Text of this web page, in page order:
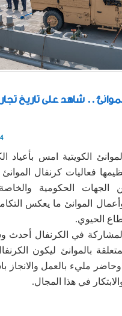
.. شاهد على تاريخ
الكويتية امس بأعياد
عبر تنظيمها فعاليات كرنفال
الجهات الحكومية
الموانئ ما يعكس
الحيوي.
في الكرنفال أحدث
بالموانئ ليكون
مليء بالعمل والانجاز
في هذا المجال.